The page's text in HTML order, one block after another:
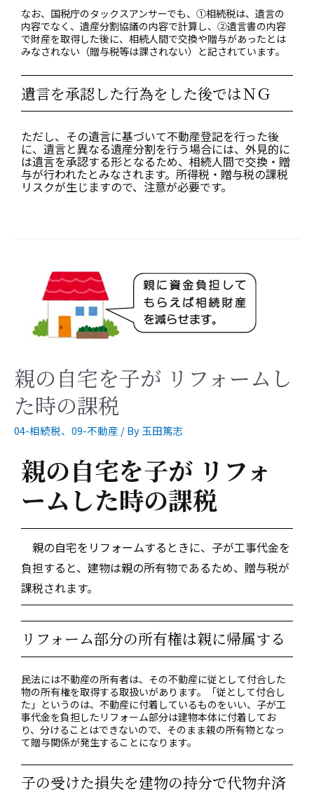
なお、国税庁のタックスアンサーでも、①相続税は、遺言の
内容でなく、遺産分割協議の内容で計算し、②遺言書の内容
で財産を取得した後に、相続人間で交換や贈与があったとは
みなされない（贈与税等は課されない）と記されています。
遺言を承認した行為をした後ではＮＧ
ただし、その遺言に基づいて不動産登記を行った後
に、遺言と異なる遺産分割を行う場合には、外見的に
は遺言を承認する形となるため、相続人間で交換・贈
与が行われたとみなされます。所得税・贈与税の課税
リスクが生じますので、注意が必要です。
親の自宅を子が リフォームし
た時の課税
04-相続税、 09-不動産 / By玉田篤志
親の自宅を子が リフォ
ームした時の課税
親の自宅をリフォームするときに、子が工事代金を
負担すると、建物は親の所有物であるため、贈与税が
課税されます。
リフォーム部分の所有権は親に帰属する
民法には不動産の所有者は、その不動産に従として付合した
物の所有権を取得する取扱いがあります。「従として付合し
た」というのは、不動産に付着しているものをいい、子が工
事代金を負担したリフォーム部分は建物本体に付着してお
り、分けることはできないので、そのまま親の所有物となっ
て贈与関係が発生することになります。
子の受けた損失を建物の持分で代物弁済